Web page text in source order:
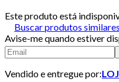
Este produto está
Buscar produtos similares
Avise-me quando estiver
Vendido e entregue por: